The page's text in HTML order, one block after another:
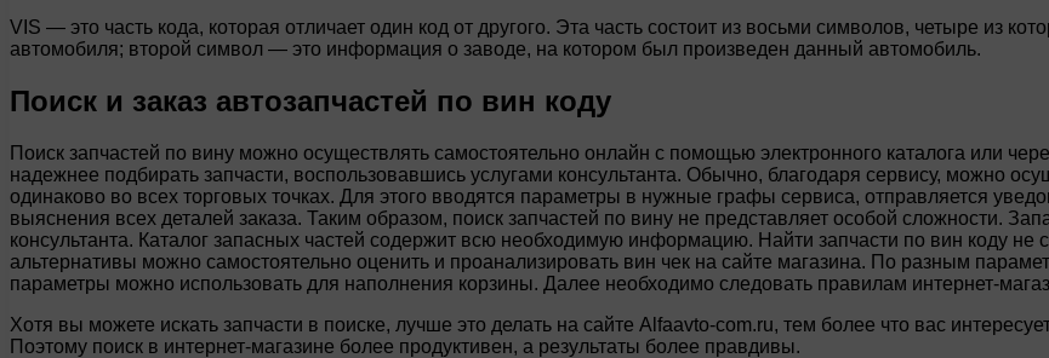
VIS — это часть кода, которая отличает один код от другого. Эта часть состоит из восьми символов, четыре из
автомобиля; второй символ — это информация о заводе, на котором был произведен данный автомобиль.
Поиск и заказ автозапчастей по вин коду
Поиск запчастей по вину можно осуществлять самостоятельно онлайн с помощью электронного каталога или
надежнее подбирать запчасти, воспользовавшись услугами консультанта. Обычно, благодаря сервису, можно
одинаково во всех торговых точках. Для этого вводятся параметры в нужные графы сервиса, отправляется
выяснения всех деталей заказа. Таким образом, поиск запчастей по вину не представляет особой сложности.
консультанта. Каталог запасных частей содержит всю необходимую информацию. Найти запчасти по вин коду не
альтернативы можно самостоятельно оценить и проанализировать вин чек на сайте магазина. По разным
параметры можно использовать для наполнения корзины. Далее необходимо следовать правилам интернет-
Хотя вы можете искать запчасти в поиске, лучше это делать на сайте Alfaavto-com.ru, тем более что вас
Поэтому поиск в интернет-магазине более продуктивен, а результаты более правдивы.